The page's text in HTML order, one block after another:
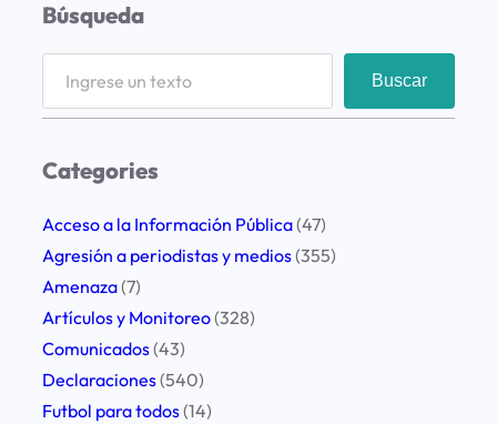
d
a
c
i
n
L
D
Búsqueda
r
h
Buscar
Categories
Acceso a la Información Pública(47)
Agresión a periodistas y medios(355)
Amenaza(7)
Artículos y Monitoreo(328)
Comunicados(43)
Declaraciones(540)
Futbol para todos(14)